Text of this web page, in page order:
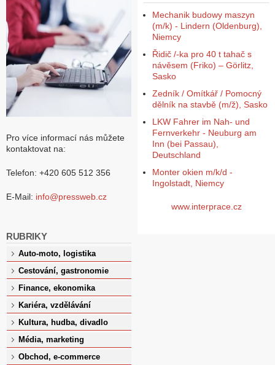
Pro více informací nás můžete
kontaktovat na:
Telefon: +420 605 512 356
E-Mail: info@pressweb.cz
RUBRIKY
Auto-moto, logistika
Cestování, gastronomie
Finance, ekonomika
Kariéra, vzdělávání
Kultura, hudba, divadlo
Média, marketing
Obchod, e-commerce
Mechanik budowy maszyn
(m/k) - Lindern (Oldenburg),
Niemcy
Řidič /-ka pro 40 t tahač s
návěsem (Friko) – Görlitz,
Sasko
Zedník / Omítkář / Pomocný
dělník na stavbě (m/ž), Sasko
LKW Fahrer im Nah- und
Fernverkehr - Neuburg am
Inn (bei Passau),
Deutschland
Monter okien m/k/d -
Ingolstadt, Niemcy
www.interprace.cz